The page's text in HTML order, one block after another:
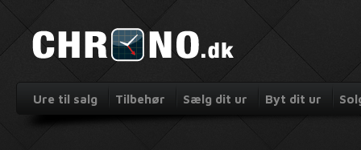
Ure til salg Tilbehør Sælg dit ur Byt dit ur